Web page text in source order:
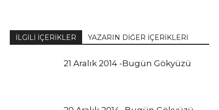
İLGİLİ İÇERİKLER YAZARIN DİĞER İÇERİKLERİ
21 Aralık 2014 -Bugün Gökyüzü